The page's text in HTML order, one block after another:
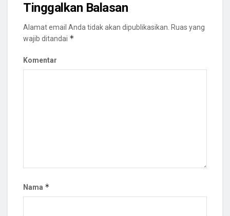
Tinggalkan Balasan
Alamat email Anda tidak akan dipublikasikan. Ruas yang
wajib ditandai *
Komentar
Nama *